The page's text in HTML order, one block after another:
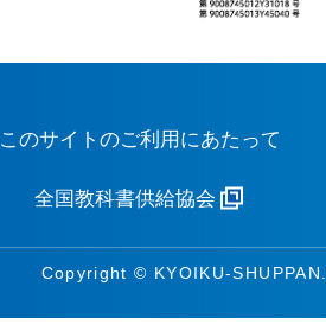
このサイトのご利用にあたって
全国教科書供給協会
Copyright © KYOIKU-